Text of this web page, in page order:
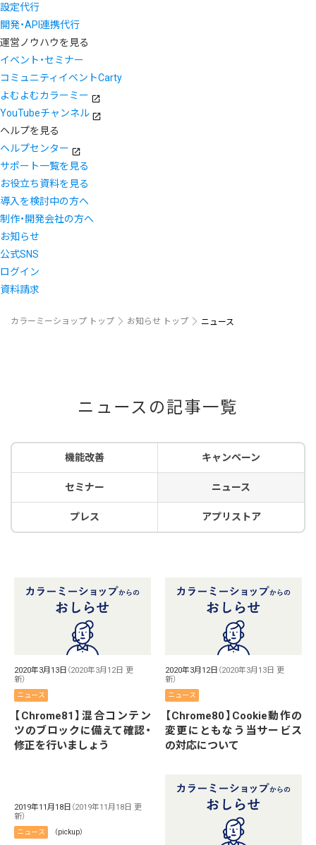
設定代行
開発・API連携代行
運営ノウハウを見る
イベント・セミナー
コミュニティイベントCarty
よむよむカラーミー
YouTubeチャンネル
ヘルプを見る
ヘルプセンター
サポート一覧を見る
お役立ち資料を見る
導入を検討中の方へ
制作・開発会社の方へ
お知らせ
公式SNS
ログイン
資料請求
カラーミーショップ トップ お知らせ トップ ニュース
ニュースの記事一覧
機能改善 キャンペーン
セミナー ニュース
プレス アプリストア
2020年3月13日 （2020年3月12日 更
新）
ニュース
【Chrome81】混合コンテン
ツのブロックに備えて確認・
修正を行いましょう
2020年3月12日 （2020年3月13日 更
新）
ニュース
【Chrome80】Cookie動作の
変更にともなう当サービス
の対応について
2019年11月18日 （2019年11月18日 更
新）
ニュース （pickup）